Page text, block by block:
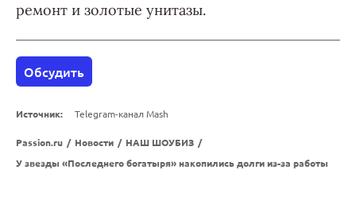
ремонт и золотые унитазы.
Обсудить
Источник: Telegram-канал Mash
Passion.ru / Новости / НАШ ШОУБИЗ /
У звезды «Последнего богатыря» накопились долги из-за работы